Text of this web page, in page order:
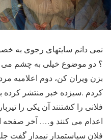
نمی دانم سایتهای رجوی به
؟ دو موضوع خیلی به چشم
بزن ویران کن، دوم اعلامیه
کردم .سیزده خبر منتشر کرده
فلانی را کشتنند آن یکی را
اعدام می کنند و…. آخر صفحه
فلان سیاستمدار نیمدار گفت